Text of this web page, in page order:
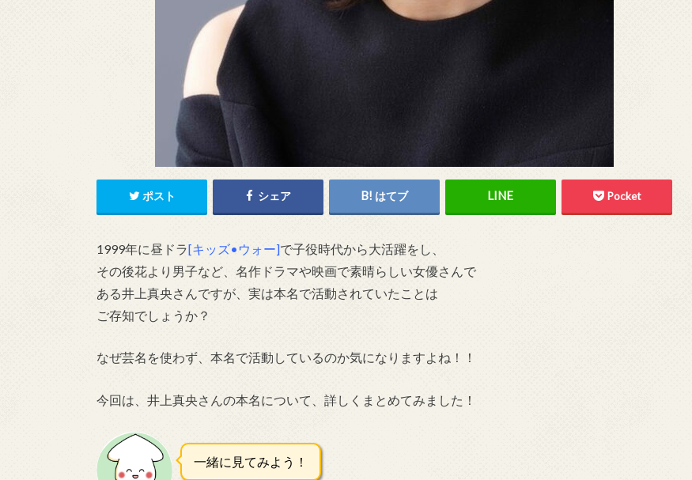
ポスト シェア はてブ Pocket
1999年に昼ドラ[キッズ• ウォー]で子役時代から大活躍をし、
その後花より男子など、名作ドラマや映画で素晴らしい女優さんで
ある井上真央さんですが、実は本名で活動されていたことは
ご存知でしょうか？
なぜ芸名を使わず、本名で活動しているのか気になりますよね！！
今回は、井上真央さんの本名について、詳しくまとめてみました！
一緒に見てみよう！